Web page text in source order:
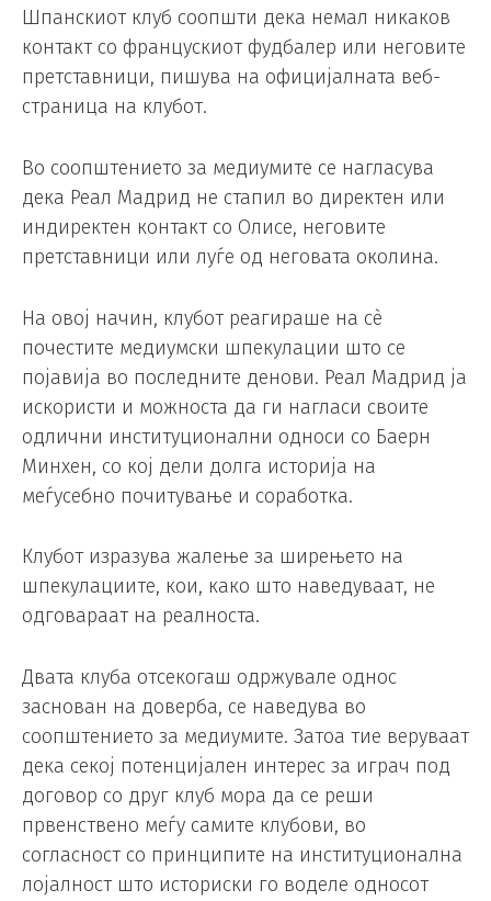
Шпанскиот клуб соопшти дека немал никаков
контакт со францускиот фудбалер или неговите
претставници, пишува на официјалната веб-
страница на клубот.
Во соопштението за медиумите се нагласува
дека Реал Мадрид не стапил во директен или
индиректен контакт со Олисе, неговите
претставници или луѓе од неговата околина.
На овој начин, клубот реагираше на сè
почестите медиумски шпекулации што се
појавија во последните денови. Реал Мадрид ја
искористи и можноста да ги нагласи своите
одлични институционални односи со Баерн
Минхен, со кој дели долга историја на
меѓусебно почитување и соработка.
Клубот изразува жалење за ширењето на
шпекулациите, кои, како што наведуваат, не
одговараат на реалноста.
Двата клуба отсекогаш одржувале однос
заснован на доверба, се наведува во
соопштението за медиумите. Затоа тие веруваат
дека секој потенцијален интерес за играч под
договор со друг клуб мора да се реши
првенствено меѓу самите клубови, во
согласност со принципите на институционална
лојалност што историски го воделе односот